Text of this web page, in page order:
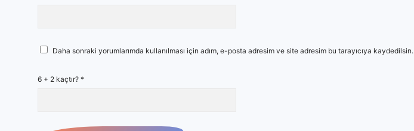
Daha sonraki yorumlarımda kullanılması için adım, e-posta adresim ve site adresim bu tarayıcıya kaydedilsin.
6 + 2 kaçtır? *